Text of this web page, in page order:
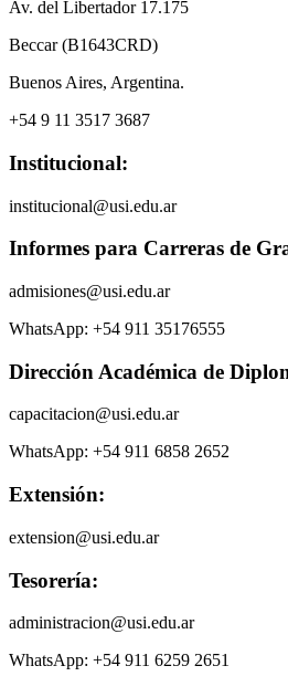
Av. del Libertador 17.175
Beccar (B1643CRD)
Buenos Aires, Argentina.
+54 9 11 3517 3687
Institucional:
institucional@usi.edu.ar
Informes para Carreras de
admisiones@usi.edu.ar
WhatsApp: +54 911 35176555
Dirección Académica de
capacitacion@usi.edu.ar
WhatsApp: +54 911 6858 2652
Extensión:
extension@usi.edu.ar
Tesorería:
administracion@usi.edu.ar
WhatsApp: +54 911 6259 2651